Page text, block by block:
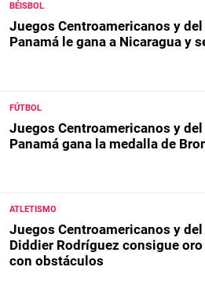
BÉISBOL
Juegos Centroamericanos y
Panamá le gana a Nicaragua y
FÚTBOL
Juegos Centroamericanos y
Panamá gana la medalla de
ATLETISMO
Juegos Centroamericanos y
Diddier Rodríguez consigue
con obstáculos